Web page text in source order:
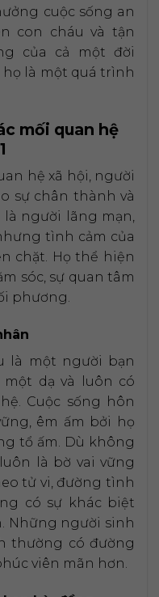
cuộc sống an
con cháu và tận
của cả một đời
họ là một quá trình
mối quan hệ
hệ xã hội, người
sự chân thành và
người lãng mạn,
tình cảm của
chặt. Họ thể hiện
sóc, sự quan tâm
phương.
là một người bạn
dạ và luôn có
Cuộc sống hôn
êm ấm bởi họ
tổ ấm. Dù không
là bờ vai vững
tử vi, đường tình
có sự khác biệt
Những người sinh
thường có đường
viên mãn hơn.